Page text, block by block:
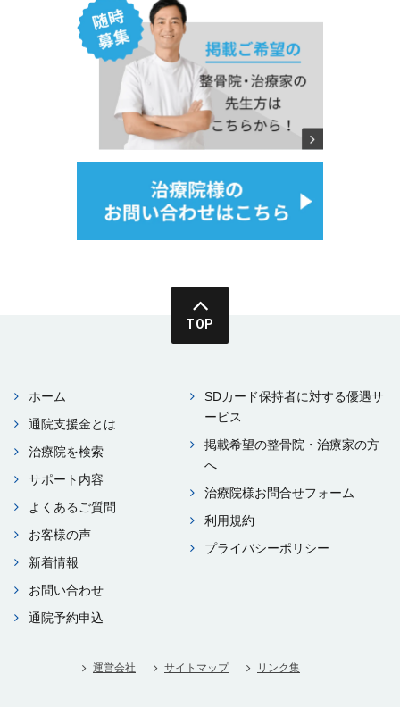
TOP
ホーム
通院⽀援⾦とは
治療院を検索
サポート内容
よくあるご質問
お客様の声
新着情報
お問い合わせ
通院予約申込
SDカード保持者に対する優遇サ
ービス
掲載希望の整⾻院・治療家の⽅
へ
治療院様お問合せフォーム
利⽤規約
プライバシーポリシー
運営会社 サイトマップ リンク集